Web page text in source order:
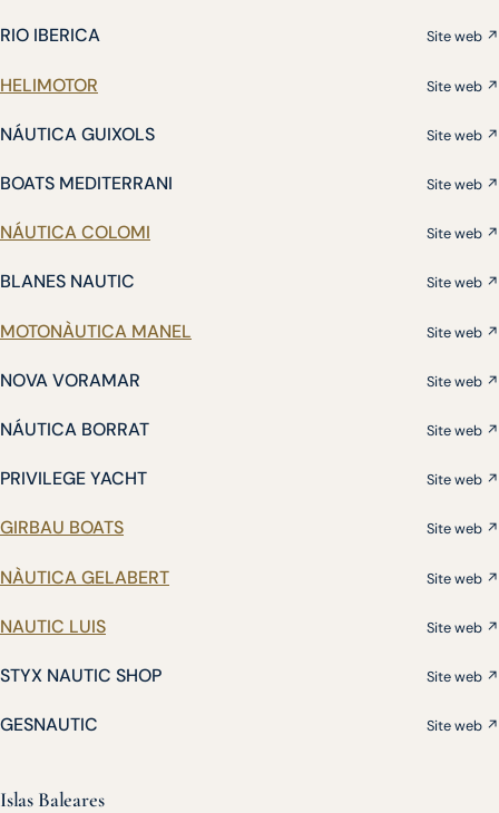
RIO IBERICA Site web ↗
HELIMOTOR Site web ↗
NÁUTICA GUIXOLS Site web ↗
BOATS MEDITERRANI Site web ↗
NÁUTICA COLOMI Site web ↗
BLANES NAUTIC Site web ↗
MOTONÀUTICA MANEL Site web ↗
NOVA VORAMAR Site web ↗
NÁUTICA BORRAT Site web ↗
PRIVILEGE YACHT Site web ↗
GIRBAU BOATS Site web ↗
NÀUTICA GELABERT Site web ↗
NAUTIC LUIS Site web ↗
STYX NAUTIC SHOP Site web ↗
GESNAUTIC Site web ↗
Islas Baleares